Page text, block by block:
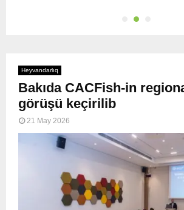
Heyvandarlıq
Bakıda CACFish-in
görüşü keçirilib
21 May 2026